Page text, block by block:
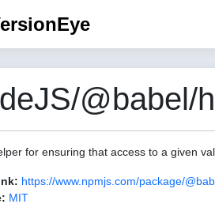
@babel/
for ensuring that access to a given
https://www.npmjs.com/package/
MIT